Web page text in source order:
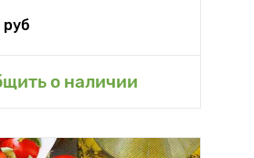
руб
о наличии